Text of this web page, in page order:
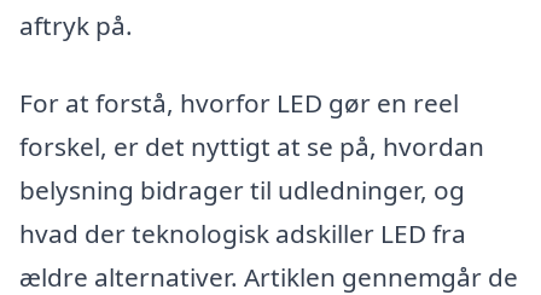
aftryk på.
For at forstå, hvorfor LED gør en reel
forskel, er det nyttigt at se på, hvordan
belysning bidrager til udledninger, og
hvad der teknologisk adskiller LED fra
ældre alternativer. Artiklen gennemgår de